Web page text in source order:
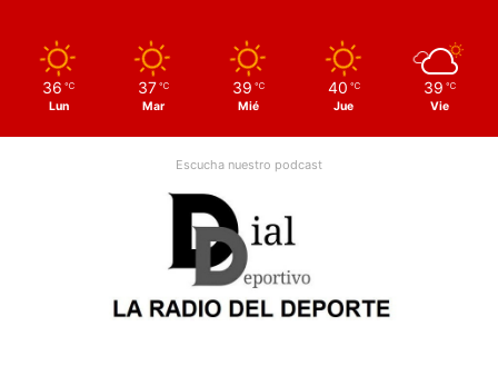
36 ℃
Lun
37 ℃
Mar
39 ℃
Mié
40 ℃
Jue
39 ℃
Vie
Escucha nuestro podcast